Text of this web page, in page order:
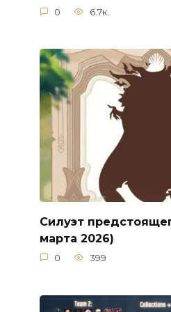
0 6.7к.
Силуэт
марта 2026)
0 399